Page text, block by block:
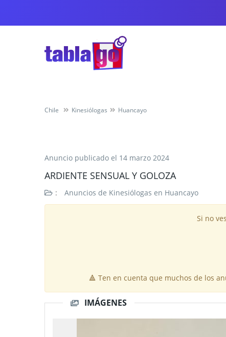
Chile Kinesiólogas Huancayo
Anuncio publicado el 14 marzo 2024
ARDIENTE SENSUAL Y GOLOZA
: Anuncios de Kinesiólogas en Huancayo
Si no
🔺 Ten en cuenta que muchos de los
IMÁGENES